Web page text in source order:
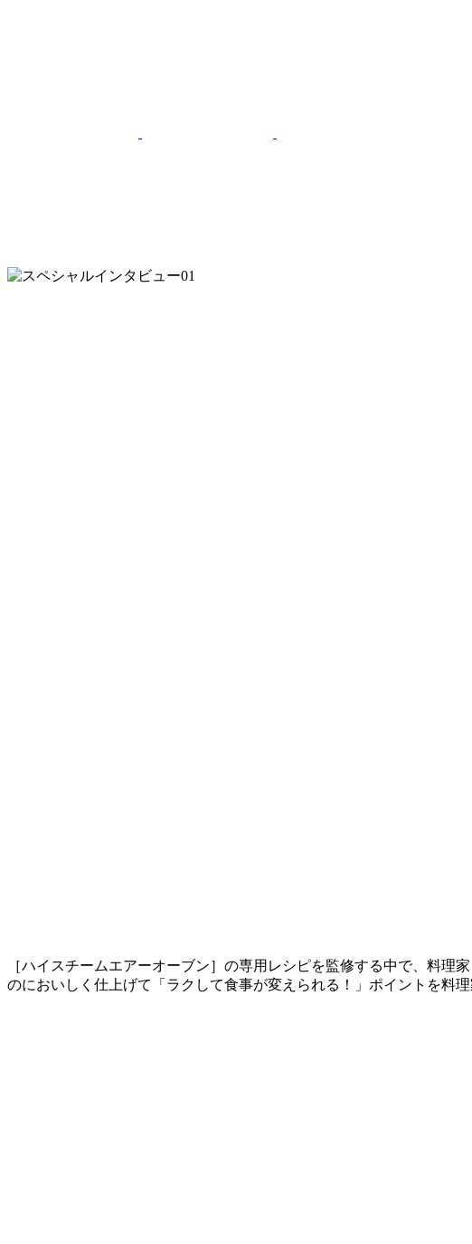
［ハイスチームエアーオーブン］の専用レシピを監修する中で、料
のにおいしく仕上げて「ラクして食事が変えられる！」ポイントを料